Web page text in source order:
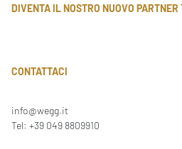
DIVENTA IL NOSTRO NUOVO PARTNER
CONTATTACI
info@wegg.it
Tel: +39 049 8809910